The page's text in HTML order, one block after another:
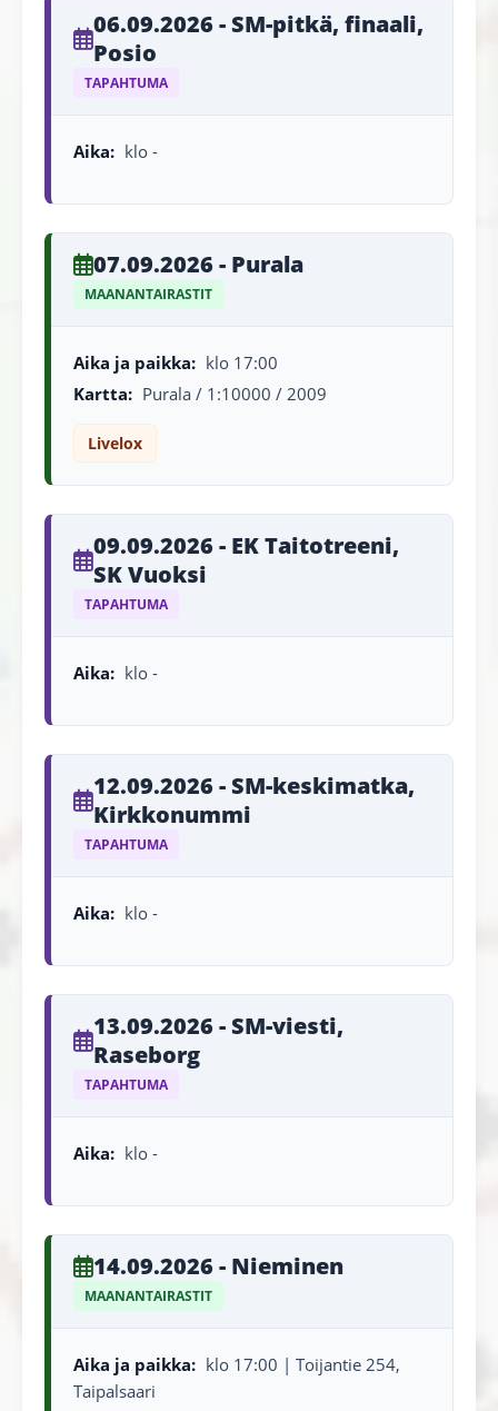
06.09.2026 - SM-pitkä, finaali,
Posio
TAPAHTUMA
Aika: klo -
07.09.2026 - Purala
MAANANTAIRASTIT
Aika ja paikka: klo 17:00
Kartta: Purala / 1:10000 / 2009
Livelox
09.09.2026 - EK Taitotreeni,
SK Vuoksi
TAPAHTUMA
Aika: klo -
12.09.2026 - SM-keskimatka,
Kirkkonummi
TAPAHTUMA
Aika: klo -
13.09.2026 - SM-viesti,
Raseborg
TAPAHTUMA
Aika: klo -
14.09.2026 - Nieminen
MAANANTAIRASTIT
Aika ja paikka: klo 17:00 | Toijantie 254,
Taipalsaari